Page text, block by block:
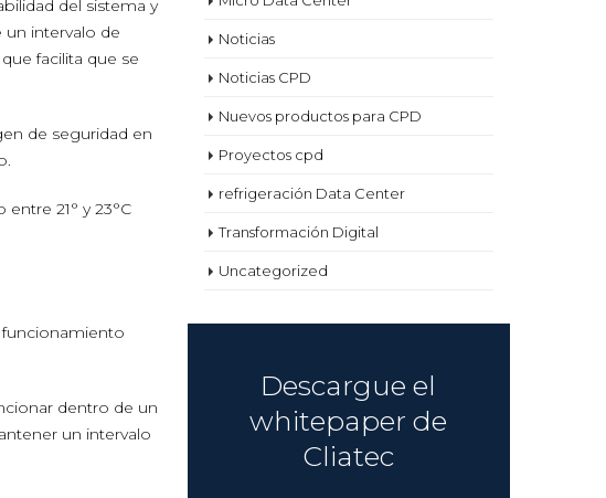
del sistema y
intervalo de
facilita que se
de seguridad en
21° y 23°C
funcionamiento
dentro de un
un intervalo
Noticias
Noticias CPD
Nuevos productos para CPD
Proyectos cpd
refrigeración Data Center
Transformación Digital
Uncategorized
Descargue el
whitepaper de
Cliatec